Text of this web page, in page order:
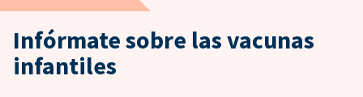
Infórmate sobre las vacunas
infantiles